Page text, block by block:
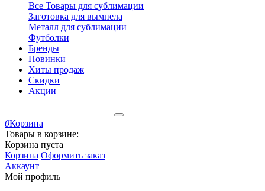
Все Товары для сублимации
Заготовка для вымпела
Металл для сублимации
Футболки
Бренды
Новинки
Хиты продаж
Скидки
Акции
0Корзина
Товары в корзине:
Корзина пуста
Корзина Оформить заказ
Аккаунт
Мой профиль